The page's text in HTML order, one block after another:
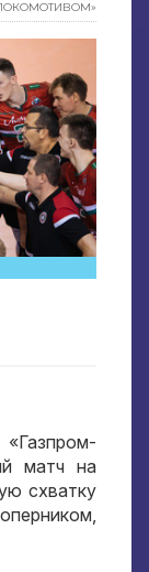
матч на
схватку